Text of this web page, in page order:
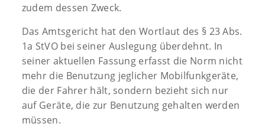
zudem dessen Zweck.
Das Amtsgericht hat den Wortlaut des § 23 Abs.
1a StVO bei seiner Auslegung überdehnt. In
seiner aktuellen Fassung erfasst die Norm nicht
mehr die Benutzung jeglicher Mobilfunkgeräte,
die der Fahrer hält, sondern bezieht sich nur
auf Geräte, die zur Benutzung gehalten werden
müssen.